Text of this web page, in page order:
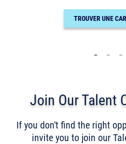
TROUVER UNE
Join Our Talent
If you don't find the right
invite you to join our